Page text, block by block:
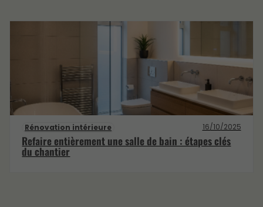
Rénovation intérieure 16/10/2025
Refaire entièrement une salle de bain : étapes clés
du chantier